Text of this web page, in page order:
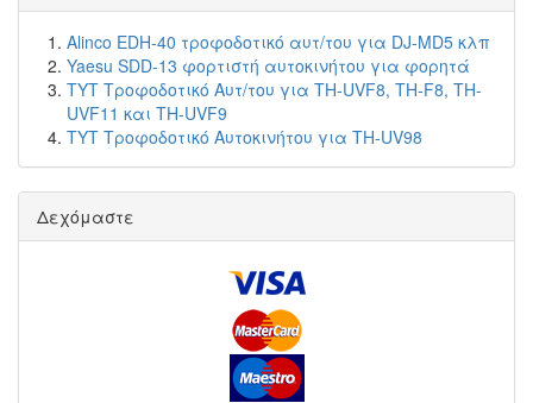
Alinco EDH-40 τροφοδοτικό αυτ/του για DJ-MD5 κλπ
Yaesu SDD-13 φορτιστή αυτοκινήτου για φορητά
TYT Τροφοδοτικό Αυτ/του για TH-UVF8, TH-F8, TH-
UVF11 και TH-UVF9
TYT Τροφοδοτικό Αυτοκινήτου για TH-UV98
Δεχόμαστε